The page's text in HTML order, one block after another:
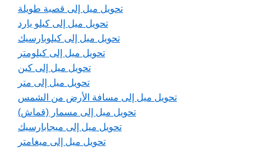
تحويل ميل إلى قصبة طويلة
تحويل ميل إلى كيلو يارد
تحويل ميل إلى كيلوبارسيك
تحويل ميل إلى كيلومتر
تحويل ميل إلى كين
تحويل ميل إلى متر
تحويل ميل إلى مسافة الأرض من الشمس
تحويل ميل إلى مسمار (قماش)
تحويل ميل إلى ميجابارسيك
تحويل ميل إلى ميغامتر